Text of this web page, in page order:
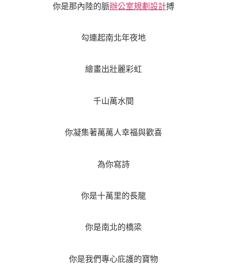
你是那內陸的脈辦公室規劃設計搏
勾連起南北年夜地
繪畫出壯麗彩虹
千山萬水間
你凝集著萬萬人幸福與歡喜
為你寫詩
你是十萬里的長龍
你是南北的橋梁
你是我們專心庇護的寶物